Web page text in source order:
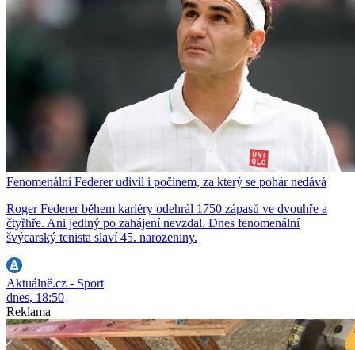
Fenomenální Federer udivil i počinem, za který se pohár nedává
Roger Federer během kariéry odehrál 1750 zápasů ve dvouhře a
čtyřhře. Ani jediný po zahájení nevzdal. Dnes fenomenální
švýcarský tenista slaví 45. narozeniny.
Aktuálně.cz - Sport
dnes, 18:50
Reklama